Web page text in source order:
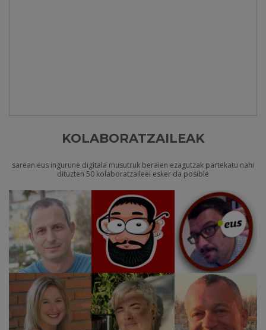
KOLABORATZAILEAK
sarean.eus ingurune digitala musutruk beraien ezagutzak partekatu nahi
dituzten 50 kolaboratzaileei esker da posible